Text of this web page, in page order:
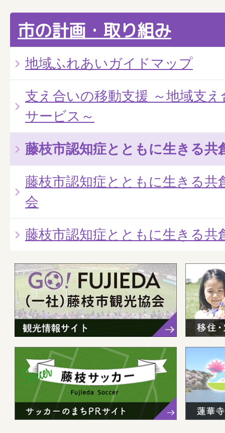
市の計画・取り組み
地域ふれあいガイドマップ
支え合いの移動支援 ～地域支
サービス～
藤枝市認知症とともに生きる共
藤枝市認知症とともに生きる共
会
藤枝市認知症とともに生きる共